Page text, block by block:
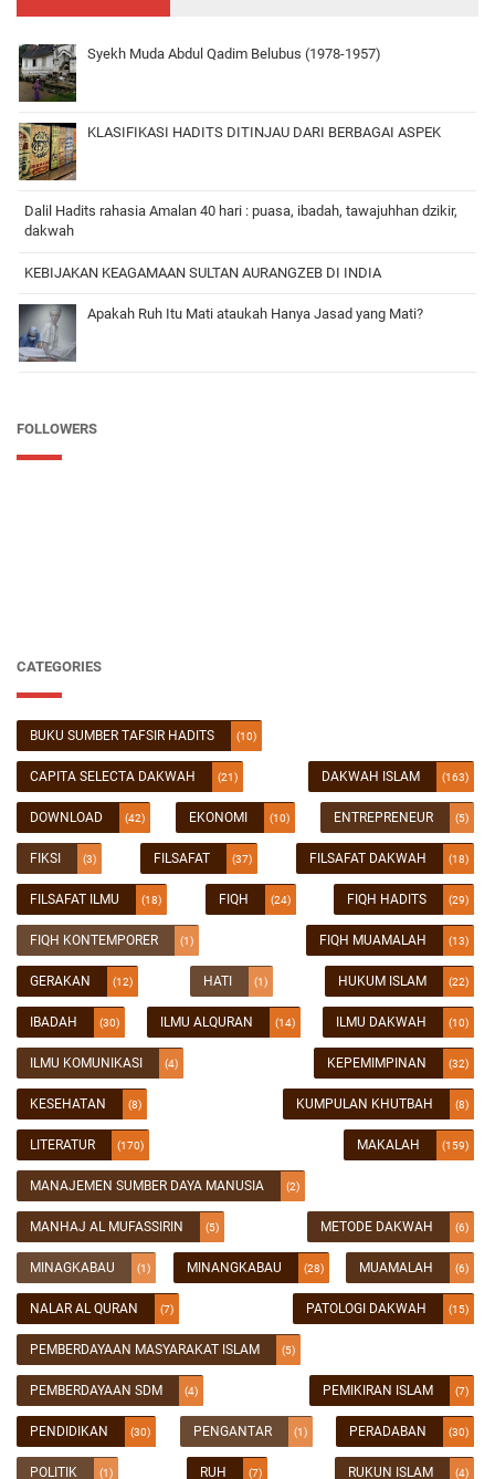
Syekh Muda Abdul Qadim Belubus (1978-1957)
KLASIFIKASI HADITS DITINJAU DARI BERBAGAI ASPEK
Dalil Hadits rahasia Amalan 40 hari : puasa, ibadah, tawajuhhan dzikir,
dakwah
KEBIJAKAN KEAGAMAAN SULTAN AURANGZEB DI INDIA
Apakah Ruh Itu Mati ataukah Hanya Jasad yang Mati?
FOLLOWERS
CATEGORIES
BUKU SUMBER TAFSIR HADITS (10)
CAPITA SELECTA DAKWAH (21) DAKWAH ISLAM (163)
DOWNLOAD (42) EKONOMI (10) ENTREPRENEUR (5)
FIKSI (3) FILSAFAT (37) FILSAFAT DAKWAH (18)
FILSAFAT ILMU (18) FIQH (24) FIQH HADITS (29)
FIQH KONTEMPORER (1) FIQH MUAMALAH (13)
GERAKAN (12) HATI (1) HUKUM ISLAM (22)
IBADAH (30) ILMU ALQURAN (14) ILMU DAKWAH (10)
ILMU KOMUNIKASI (4) KEPEMIMPINAN (32)
KESEHATAN (8) KUMPULAN KHUTBAH (8)
LITERATUR (170) MAKALAH (159)
MANAJEMEN SUMBER DAYA MANUSIA (2)
MANHAJ AL MUFASSIRIN (5) METODE DAKWAH (6)
MINAGKABAU (1) MINANGKABAU (28) MUAMALAH (6)
NALAR AL QURAN (7) PATOLOGI DAKWAH (15)
PEMBERDAYAAN MASYARAKAT ISLAM (5)
PEMBERDAYAAN SDM (4) PEMIKIRAN ISLAM (7)
PENDIDIKAN (30) PENGANTAR (1) PERADABAN (30)
POLITIK (1) RUH (7) RUKUN ISLAM (4)